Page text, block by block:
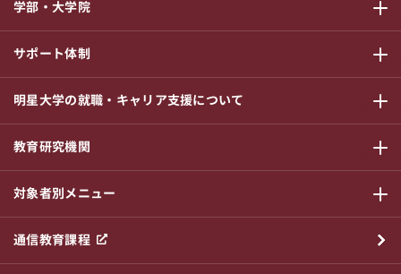
学部・大学院
サブメニ
サポート体制
サブメニ
明星大学の就職・キャリア支援について
サブメニ
教育研究機関
サブメニ
対象者別メニュー
サブメニ
通信教育課程